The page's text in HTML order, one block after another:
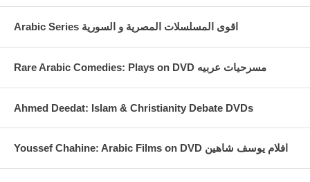
Arabic Series اقوى المسلسلات المصرية و السورية
Rare Arabic Comedies: Plays on DVD مسرحيات عربيه
Ahmed Deedat: Islam & Christianity Debate DVDs
Youssef Chahine: Arabic Films on DVD افلام يوسف شاهين